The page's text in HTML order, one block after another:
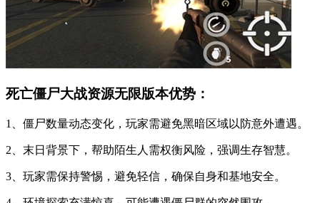
死亡僵尸大战资源无限版本优势：
1、僵尸数量动态变化，玩家需避免黑暗区域以防意外遭遇。
2、末日背景下，帮助陌生人需权衡风险，强调生存智慧。
3、玩家需保持警惕，避免轻信，确保自身和基地安全。